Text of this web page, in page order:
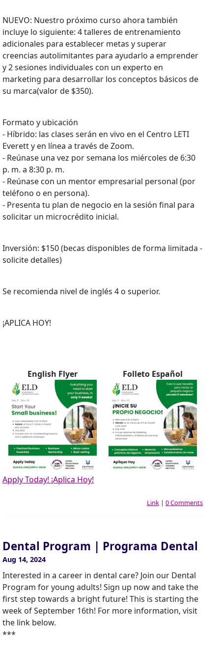
NUEVO: Nuestro próximo curso ahora también
incluye lo siguiente: 4 talleres de entrenamiento
adicionales para establecer metas y superar
creencias autolimitantes para ayudarlo a emprender
y 2 sesiones individuales con un experto en
marketing para desarrollar los conceptos básicos de
su marca(valor de $350).
Formato y ubicación
- Híbrido: las clases serán en vivo en el Centro LETI
Everett y en línea a través de Zoom.
- Reúnase una vez por semana los miércoles de 6:30
p. m. a 8:30 p. m.
- Reúnase con un mentor empresarial personal (por
teléfono o en persona).
- Presenta tu plan de negocio en la sesión final para
solicitar un microcrédito inicial.
Inversión: $150 (becas disponibles de forma limitada -
solicite detalles)
Se recomienda nivel de inglés 4 o superior.
¡APLICA HOY!
English Flyer Folleto Español
Apply Today! ¡Aplica Hoy!
Link | 0 Comments
Dental Program | Programa Dental
Aug 14, 2024
Interested in a career in dental care? Join our Dental
Program for young adults! Sign up now and take the
first step towards a bright future! This is starting the
week of September 16th! For more information, visit
the link below.
***